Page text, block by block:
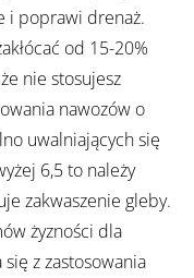
i poprawi drenaż.
od 15-20%
nie stosujesz
nawozów o
uwalniających się
6,5 to należy
zakwaszenie gleby.
żyzności dla
z zastosowania